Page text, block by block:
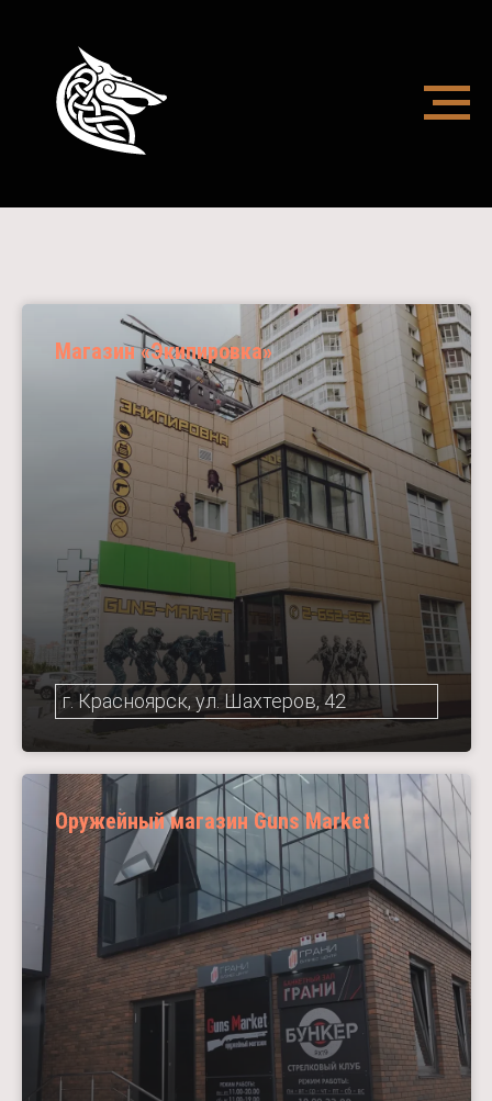
Наши партнеры
Магазин «Экипировка»
г. Красноярск, ул. Шахтеров, 42
Оружейный магазин Guns Market